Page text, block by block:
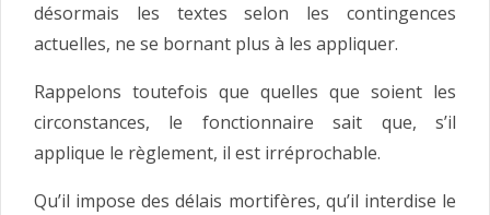
désormais les textes selon les contingences
actuelles, ne se bornant plus à les appliquer.
Rappelons toutefois que quelles que soient les
circonstances, le fonctionnaire sait que, s’il
applique le règlement, il est irréprochable.
Qu’il impose des délais mortifères, qu’il interdise le